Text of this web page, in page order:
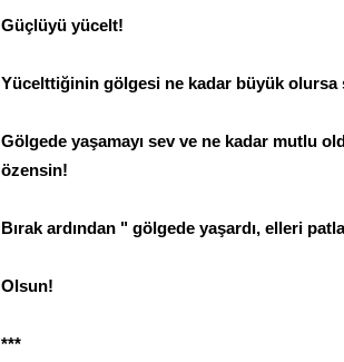
Güçlüyü yücelt!
Yücelttiğinin gölgesi ne kadar büyük
Gölgede yaşamayı sev ve ne kadar mutlu
özensin!
Bırak ardından " gölgede yaşardı, elleri
Olsun!
***